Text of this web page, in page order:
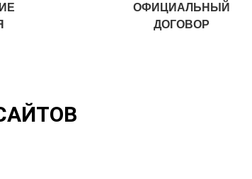
ОФИЦИАЛЬНЫЙ
ДОГОВОР